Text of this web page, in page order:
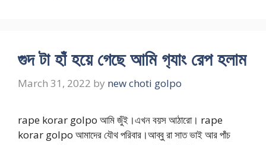
গুদ টা হাঁ হয়ে গেছে আমি গ‍্যাং রেপ হলাম
March 31, 2022 by new choti golpo
rape korar golpo আমি জুঁই।এখন বয়স আঠারো। rape
korar golpo আমাদের যৌথ পরিবার।আব্বু রা সাত ভাই আর পাঁচ